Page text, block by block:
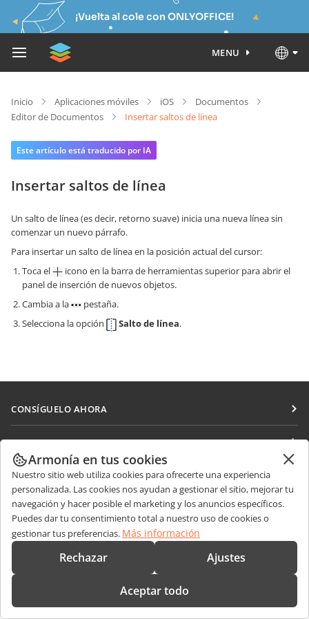
¡Vuelta al cole con ONLYOFFICE!
MENU
Inicio Aplicaciones móviles iOS
Documentos
Editor de Documentos
Insertar saltos de línea
Este artículo está traducido por IA
Insertar saltos de línea
Un salto de línea (es decir, retorno suave) inicia una nueva línea sin
comenzar un nuevo párrafo.
Para insertar un salto de línea en la posición actual del cursor:
Toca el
icono en la barra de herramientas superior para abrir el
panel de inserción de nuevos objetos.
Cambia a la
pestaña.
Selecciona la opción
Salto de línea.
CONSÍGUELO AHORA
DocSpace
Workspace
Conectores
Aplicaciones de escritorio
Aplicaciones móviles
COLABORAR
Para colaboradores
Para traductores
Para influencers
Vacantes
RECIBIR NOTICIAS
Blog
OBTENER AYUDA
Foro
Cursos de formación
Webinars
CONTÁCTENOS
Preguntas de ventassales@onlyoffice.com
partners@onlyoffice.com
Consultas de prensapress@onlyoffice.com
onlyoffice.com
© Ascensio System SIA 2026. Todos los derechos reservados
Armonía en tus cookies
Nuestro sitio web utiliza cookies para ofrecerte una experiencia
personalizada. Las cookies nos ayudan a gestionar el sitio, mejorar tu
navegación y hacer posible el marketing y los anuncios específicos.
Puedes dar tu consentimiento total a nuestro uso de cookies o
gestionar tus preferencias. Más información
Rechazar Ajustes
Aceptar todo